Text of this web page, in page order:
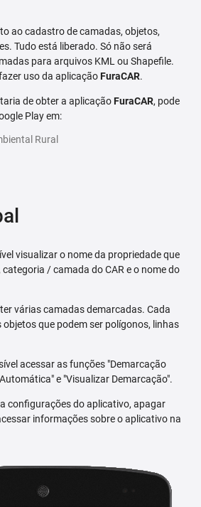
ao cadastro de camadas, objetos,
Tudo está liberado. Só não será
para arquivos KML ou Shapefile.
uso da aplicaçãoFuraCAR.
de obter a aplicaçãoFuraCAR, pode
Play em:
Rural
visualizar o nome da propriedade que
/ camada do CAR e o nome do
várias camadas demarcadas. Cada
que podem ser polígonos, linhas
acessar as funções "Demarcação
e "Visualizar Demarcação".
configurações do aplicativo, apagar
informações sobre o aplicativo na